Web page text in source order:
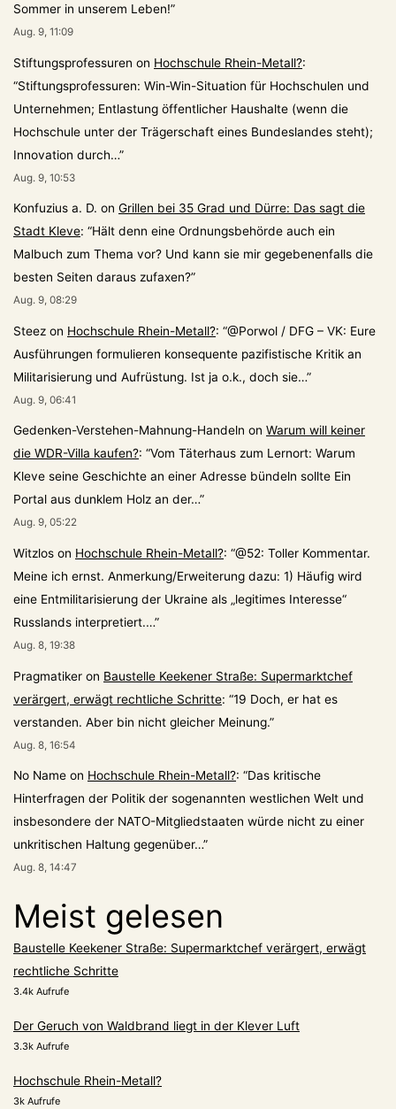
Sommer in unserem Leben!”
Aug. 9, 11:09
Stiftungsprofessuren on Hochschule Rhein-Metall?:
“Stiftungsprofessuren: Win-Win-Situation für Hochschulen und
Unternehmen; Entlastung öffentlicher Haushalte (wenn die
Hochschule unter der Trägerschaft eines Bundeslandes steht);
Innovation durch…”
Aug. 9, 10:53
Konfuzius a. D. on Grillen bei 35 Grad und Dürre: Das sagt die
Stadt Kleve: “Hält denn eine Ordnungsbehörde auch ein
Malbuch zum Thema vor? Und kann sie mir gegebenenfalls die
besten Seiten daraus zufaxen?”
Aug. 9, 08:29
Steez on Hochschule Rhein-Metall?: “@Porwol / DFG – VK: Eure
Ausführungen formulieren konsequente pazifistische Kritik an
Militarisierung und Aufrüstung. Ist ja o.k., doch sie…”
Aug. 9, 06:41
Gedenken-Verstehen-Mahnung-Handeln on Warum will keiner
die WDR-Villa kaufen?: “Vom Täterhaus zum Lernort: Warum
Kleve seine Geschichte an einer Adresse bündeln sollte Ein
Portal aus dunklem Holz an der…”
Aug. 9, 05:22
Witzlos on Hochschule Rhein-Metall?: “@52: Toller Kommentar.
Meine ich ernst. Anmerkung/Erweiterung dazu: 1) Häufig wird
eine Entmilitarisierung der Ukraine als „legitimes Interesse“
Russlands interpretiert.…”
Aug. 8, 19:38
Pragmatiker on Baustelle Keekener Straße: Supermarktchef
verärgert, erwägt rechtliche Schritte: “19 Doch, er hat es
verstanden. Aber bin nicht gleicher Meinung.”
Aug. 8, 16:54
No Name on Hochschule Rhein-Metall?: “Das kritische
Hinterfragen der Politik der sogenannten westlichen Welt und
insbesondere der NATO-Mitgliedstaaten würde nicht zu einer
unkritischen Haltung gegenüber…”
Aug. 8, 14:47
Meist gelesen
Baustelle Keekener Straße: Supermarktchef verärgert, erwägt
rechtliche Schritte
3.4k Aufrufe
Der Geruch von Waldbrand liegt in der Klever Luft
3.3k Aufrufe
Hochschule Rhein-Metall?
3k Aufrufe